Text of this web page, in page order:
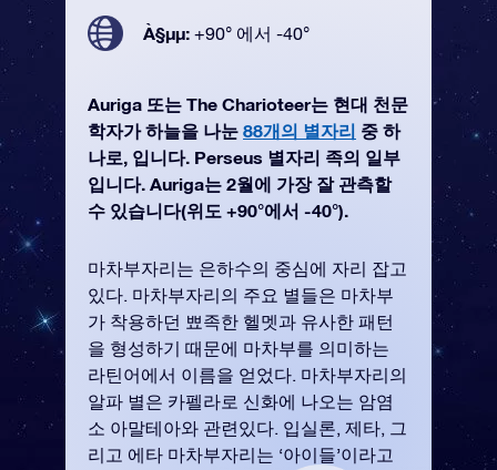
À§µµ: +90° 에서 -40°
Auriga 또는 The Charioteer는 현대 천문
학자가 하늘을 나눈 88개의 별자리 중 하
나로, 입니다. Perseus 별자리 족의 일부
입니다. Auriga는 2월에 가장 잘 관측할
수 있습니다(위도 +90°에서 -40°).
마차부자리는 은하수의 중심에 자리 잡고
있다. 마차부자리의 주요 별들은 마차부
가 착용하던 뾰족한 헬멧과 유사한 패턴
을 형성하기 때문에 마차부를 의미하는
라틴어에서 이름을 얻었다. 마차부자리의
알파 별은 카펠라로 신화에 나오는 암염
소 아말테아와 관련있다. 입실론, 제타, 그
리고 에타 마차부자리는 ‘아이들’이라고